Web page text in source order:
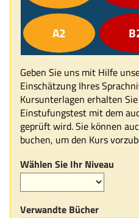
A2
Geben Sie uns mit Hilfe
Einschätzung Ihres
Kursunterlagen erhalten
Einstufungstest mit dem
geprüft wird. Sie können
buchen, um den Kurs
Wählen Sie Ihr Niveau
Verwandte Bücher